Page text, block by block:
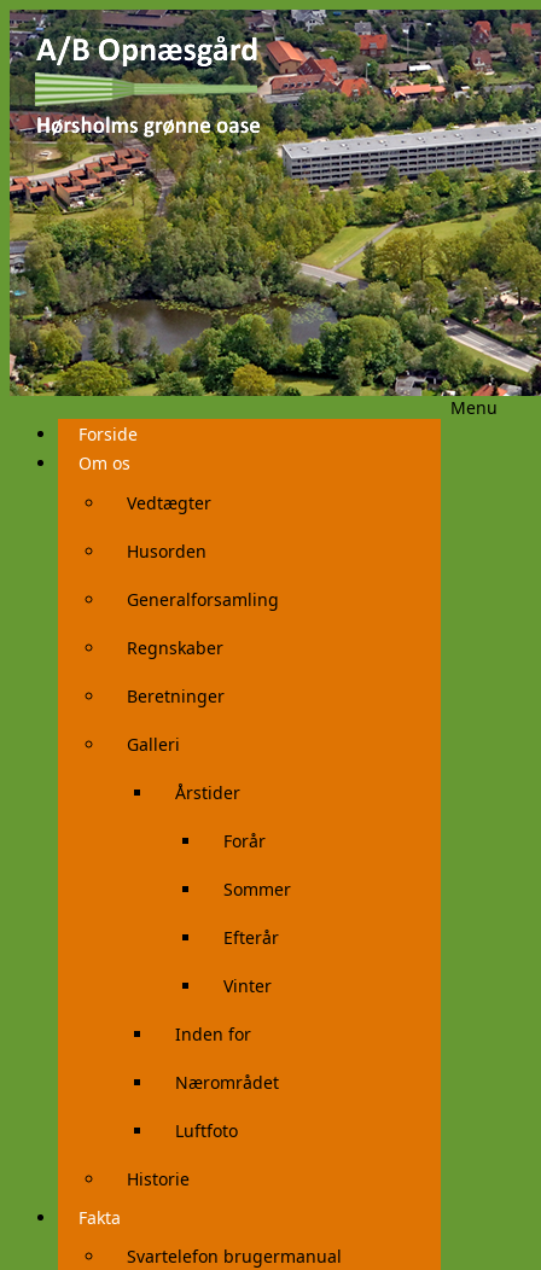
Menu
Videre
til
indhold
Forside
Om os
Vedtægter
Husorden
Generalforsamling
Regnskaber
Beretninger
Galleri
Årstider
Forår
Sommer
Efterår
Vinter
Inden for
Nærområdet
Luftfoto
Historie
Fakta
Svartelefon brugermanual